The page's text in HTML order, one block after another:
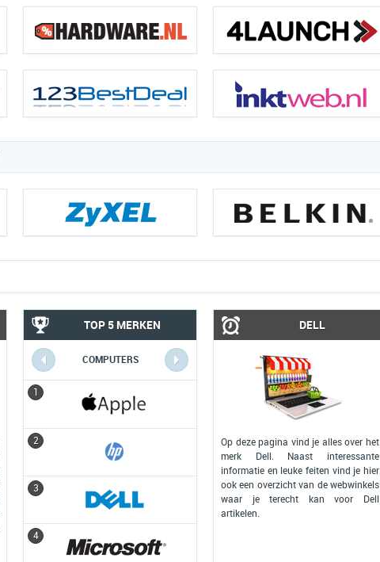
TOP 5 MERKEN
COMPUTERS
1
2
3
4
MOBIEL
2
3
DELL
Op deze pagina vind je alles over het
merk Dell. Naast interessante
informatie en leuke feiten vind je hier
ook een overzicht van de webwinkels
waar je terecht kan voor Dell
artikelen.